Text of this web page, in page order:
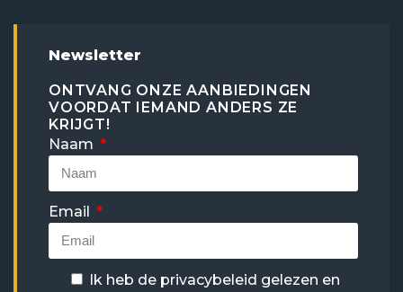
Newsletter
ONTVANG ONZE AANBIEDINGEN
VOORDAT IEMAND ANDERS ZE
KRIJGT!
Naam
Email
Ik heb de privacybeleid gelezen en